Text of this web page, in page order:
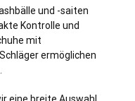
und -saiten
Kontrolle und
mit
ermöglichen